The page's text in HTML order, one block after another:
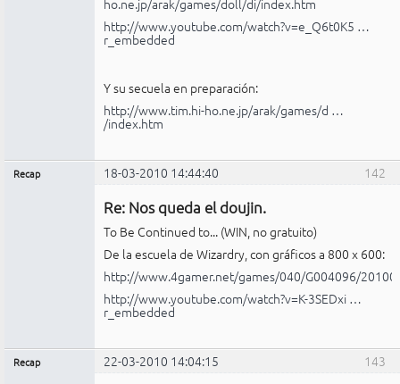
http://www.youtube.com/watch?v=e_Q6t0K5 …
r_embedded
Y su secuela en preparación:
http://www.tim.hi-ho.ne.jp/arak/games/d …
/index.htm
142
Recap 18-03-2010 14:44:40
Re: Nos queda el doujin.
To Be Continued to... (WIN, no gratuito)
De la escuela de Wizardry, con gráficos a 800 x 600:
http://www.4gamer.net/games/040/G004096/
http://www.youtube.com/watch?v=K-3SEDxi …
r_embedded
143
Recap 22-03-2010 14:04:15